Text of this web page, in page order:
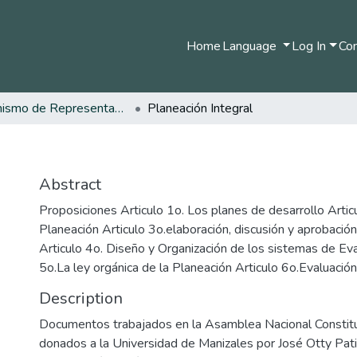
HomeLanguage Log In
Organismo de Representantes Constituyente Planeación Integral
Abstract
Proposiciones Articulo 1o. Los planes de desarrollo
Planeación Articulo 3o.elaboración, discusión y
Articulo 4o. Diseño y Organización de los sistemas de
5o.La ley orgánica de la Planeación Articulo
Description
Documentos trabajados en la Asamblea Nacional
donados a la Universidad de Manizales por José Otty